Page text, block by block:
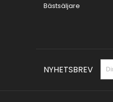
Bästsäljare
NYHETSBREV